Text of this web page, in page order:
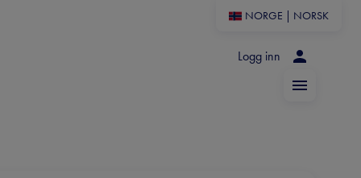
NORGE NORSK
Logg inn